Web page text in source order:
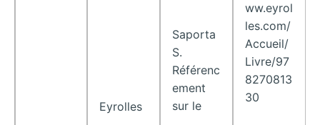
Eyrolles
Saporta
S.
Référenc
ement
sur le
ww.eyrol
les.com/
Accueil/
Livre/97
8270813
30